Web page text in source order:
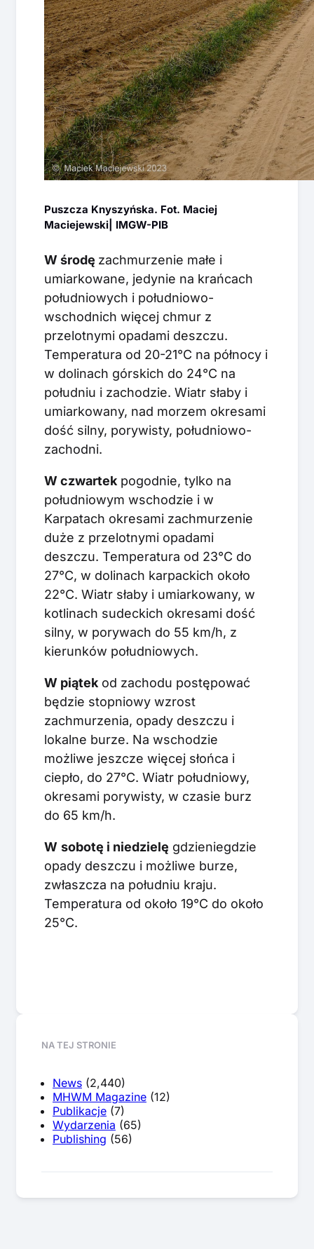
Puszcza Knyszyńska. Fot. Maciej
Maciejewski| IMGW-PIB
W środę zachmurzenie małe i
umiarkowane, jedynie na krańcach
południowych i południowo-
wschodnich więcej chmur z
przelotnymi opadami deszczu.
Temperatura od 20-21°C na północy i
w dolinach górskich do 24°C na
południu i zachodzie. Wiatr słaby i
umiarkowany, nad morzem okresami
dość silny, porywisty, południowo-
zachodni.
W czwartek pogodnie, tylko na
południowym wschodzie i w
Karpatach okresami zachmurzenie
duże z przelotnymi opadami
deszczu. Temperatura od 23°C do
27°C, w dolinach karpackich około
22°C. Wiatr słaby i umiarkowany, w
kotlinach sudeckich okresami dość
silny, w porywach do 55 km/h, z
kierunków południowych.
W piątek od zachodu postępować
będzie stopniowy wzrost
zachmurzenia, opady deszczu i
lokalne burze. Na wschodzie
możliwe jeszcze więcej słońca i
ciepło, do 27°C. Wiatr południowy,
okresami porywisty, w czasie burz
do 65 km/h.
W sobotę i niedzielę gdzieniegdzie
opady deszczu i możliwe burze,
zwłaszcza na południu kraju.
Temperatura od około 19°C do około
25°C.
NA TEJ STRONIE
News (2,440)
MHWM Magazine (12)
Publikacje (7)
Wydarzenia (65)
Publishing (56)